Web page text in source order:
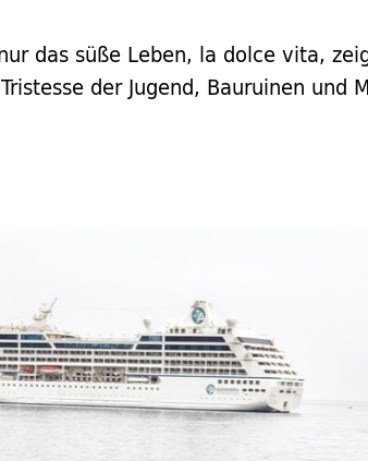
das süße Leben, la dolce vita,
der Jugend, Bauruinen und